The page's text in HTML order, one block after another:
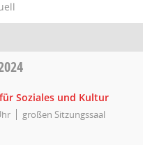
Soziales und Kultur
großen Sitzungssaal